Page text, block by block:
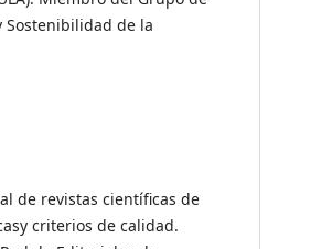
Sostenibilidad de la
de revistas científicas de
criterios de calidad.